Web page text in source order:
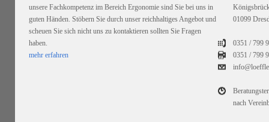
unsere Fachkompetenz im Bereich Ergonomie sind Sie bei uns in
guten Händen. Stöbern Sie durch unser reichhaltiges Angebot und
scheuen Sie sich nicht uns zu kontaktieren sollten Sie Fragen
haben.
mehr erfahren
01099
0351 / 799
0351 /799
nach